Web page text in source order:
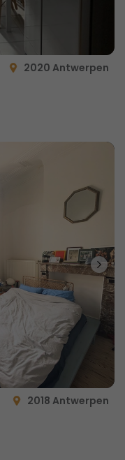
2020 Antwerpen
2018 Antwerpen